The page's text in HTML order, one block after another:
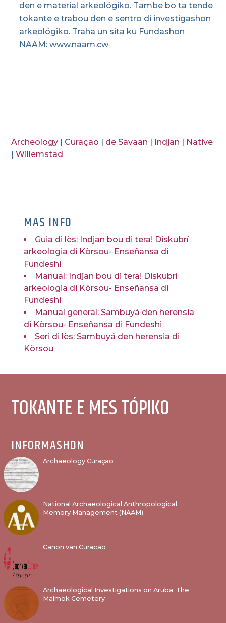
den e material arkeológiko. Tambe bo ta tende
tokante e trabou den e sentro di investigashon
arkeológiko. Traha un sita ku Fundashon
NAAM: www.naam.cw
Archeology Curaçao de Savaan Indjan
Native
|Willemstad
MAS INFO
Guia di lès: Indjan bou di tera! Diskubrí
arkeologia di Kòrsou- Enseñansa di
Fundeshi
Manual: Indjan bou di tera! Diskubrí
arkeologia di Kòrsou- Enseñansa di
Fundeshi
Manual general: Sambuyá den herensia
di Kòrsou- Enseñansa di Fundeshi
Seri di lès: Sambuyá den herensia di
Kòrsou
TOKANTE E MES TÓPIKO
INFORMASHON
Archaeology Curaçao
National Archaeological Anthropological
Memory Management (NAAM)
Canon van Curacao
Archaeological Investigations on Aruba: The
Malmok Cemetery